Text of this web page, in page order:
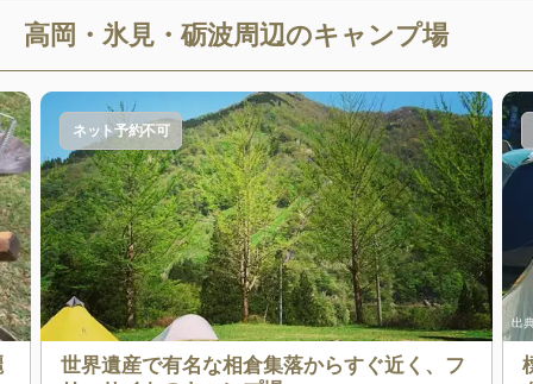
高岡・氷見・砺波周辺のキャンプ場
ネット予約不可
世界遺産で有名な相倉集落からすぐ近く、フ
出